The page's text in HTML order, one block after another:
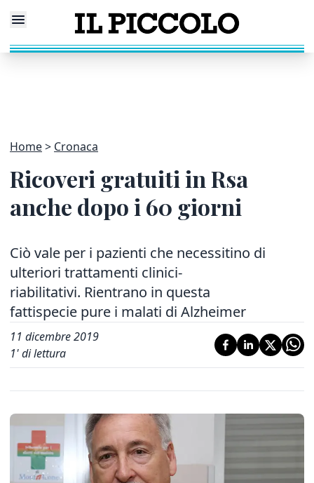
Home Cronaca
Ricoveri gratuiti in Rsa
anche dopo i 60 giorni
Ciò vale per i pazienti che necessitino di
ulteriori trattamenti clinici-
riabilitativi. Rientrano in questa
fattispecie pure i malati di Alzheimer
11 dicembre 2019
1' di lettura